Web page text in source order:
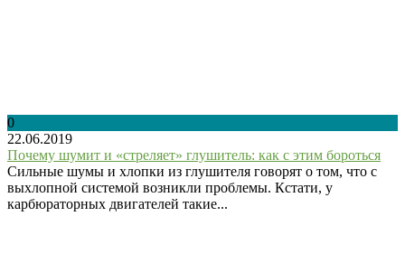
0
22.06.2019
Почему шумит и «стреляет» глушитель: как с этим бороться
Сильные шумы и хлопки из глушителя говорят о том, что с
выхлопной системой возникли проблемы. Кстати, у
карбюраторных двигателей такие...